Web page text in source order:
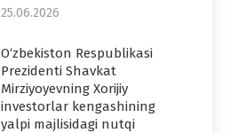
25.06.2026
O‘zbekiston Respublikasi
Prezidenti Shavkat
Mirziyoyevning Xorijiy
investorlar kengashining
yalpi majlisidagi nutqi